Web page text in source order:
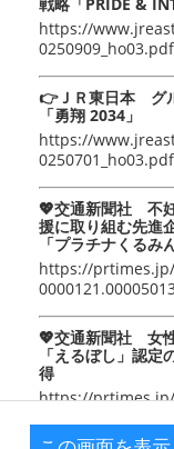
https://
0250909_ho03.pdf
👉ＪＲ東日本 グ
「勇翔 2034」
https://
0250701_ho03.pdf
💖交通新聞社 不
援に取り組む先進
「プラチナくるみ
https://
💖交通新聞社 女
「えるぼし」認定
得
https://